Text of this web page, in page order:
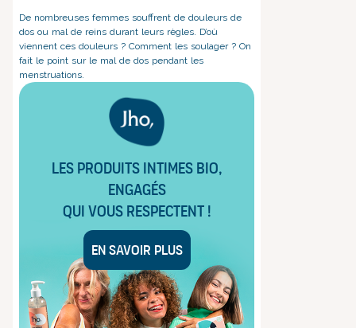
De nombreuses femmes souffrent de douleurs de
dos ou mal de reins durant leurs règles. D’où
viennent ces douleurs ? Comment les soulager ? On
fait le point sur le mal de dos pendant les
menstruations.
Les produits intimes bio,
engagés
qui vous respectent !
En savoir plus